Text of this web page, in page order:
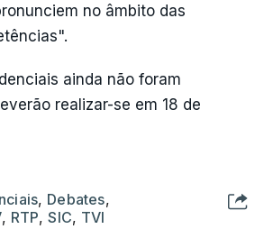
no âmbito das
ainda não foram
realizar-se em 18 de
, Debates,
, RTP,SIC, TVI